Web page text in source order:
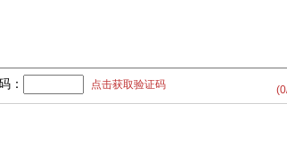
(0
： 点击获取验证码